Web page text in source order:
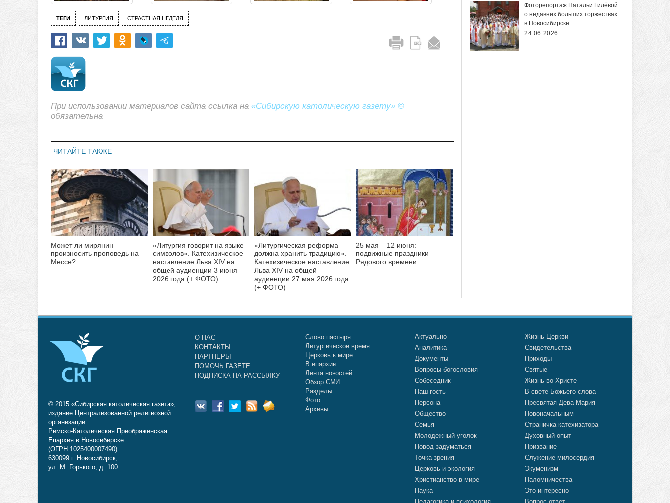
ТЕГИ ЛИТУРГИЯ СТРАСТНАЯ НЕДЕЛЯ
При использовании материалов сайта ссылка на «Сибирскую католическую газету» ©
обязательна
ЧИТАЙТЕ ТАКЖЕ
Может ли мирянин
произносить проповедь на
Мессе?
«Литургия говорит на языке
символов». Катехизическое
наставление Льва XIV на
общей аудиенции 3 июня
2026 года (+ ФОТО)
«Литургическая реформа
должна хранить традицию».
Катехизическое наставление
Льва XIV на общей
аудиенции 27 мая 2026 года
(+ ФОТО)
25 мая – 12 июня:
подвижные праздники
Рядового времени
Фоторепортаж Натальи Гилёвой
о недавних больших торжествах
в Новосибирске
24.06.2026
© 2015 «Сибирская католическая газета»,
издание Централизованной религиозной
организации
Римско-Католическая Преображенская
Епархия в Новосибирске
(ОГРН 1025400007490)
630099 г. Новосибирск,
ул. М. Горького, д. 100
О НАС
КОНТАКТЫ
ПАРТНЕРЫ
ПОМОЧЬ ГАЗЕТЕ
ПОДПИСКА НА РАССЫЛКУ
Слово пастыря
Литургическое время
Церковь в мире
В епархии
Лента новостей
Обзор СМИ
Разделы
Фото
Архивы
Актуально
Аналитика
Документы
Вопросы богословия
Собеседник
Наш гость
Персона
Общество
Семья
Молодежный уголок
Повод задуматься
Точка зрения
Церковь и экология
Христианство в мире
Наука
Педагогика и психология
Жизнь Церкви
Свидетельства
Приходы
Святые
Жизнь во Христе
В свете Божьего слова
Пресвятая Дева Мария
Новоначальным
Страничка катехизатора
Духовный опыт
Призвание
Служение милосердия
Экуменизм
Паломничества
Это интересно
Вопрос-ответ